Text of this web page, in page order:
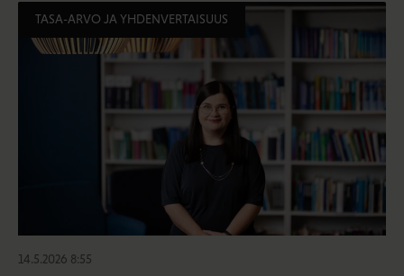
TASA-ARVO JA YHDENVERTAISUUS
14.5.2026 8:55